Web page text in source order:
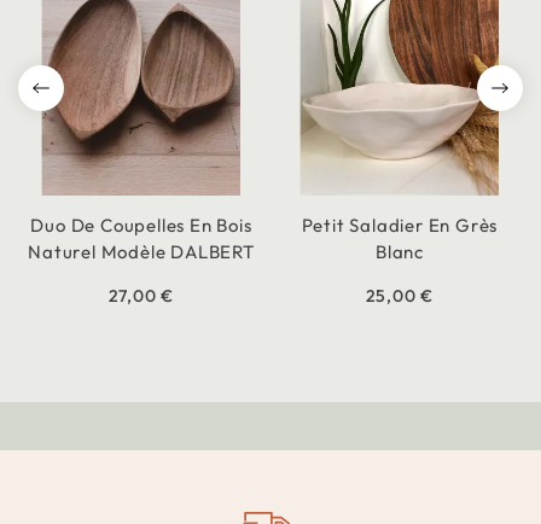
Duo De Coupelles En Bois
Naturel Modèle DALBERT
27,00 €
Petit Saladier En Grès
Blanc
25,00 €